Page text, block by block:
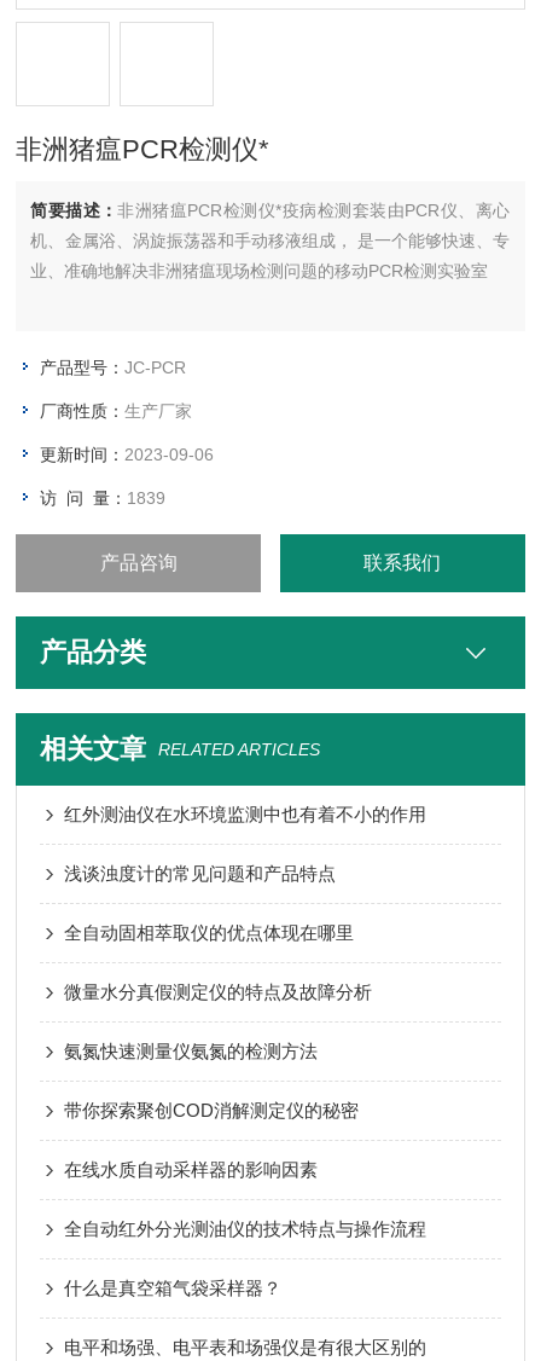
非洲猪瘟PCR检测仪*
简要描述：非洲猪瘟PCR检测仪*疫病检测套装由PCR仪、离心
机、金属浴、涡旋振荡器和手动移液组成， 是一个能够快速、专
业、准确地解决非洲猪瘟现场检测问题的移动PCR检测实验室
产品型号：JC-PCR
厂商性质：生产厂家
更新时间： 2023-09-06
访 问 量： 1839
产品咨询 联系我们
产品分类
相关文章 RELATED ARTICLES
红外测油仪在水环境监测中也有着不小的作用
浅谈浊度计的常见问题和产品特点
全自动固相萃取仪的优点体现在哪里
微量水分真假测定仪的特点及故障分析
氨氮快速测量仪氨氮的检测方法
带你探索聚创COD消解测定仪的秘密
在线水质自动采样器的影响因素
全自动红外分光测油仪的技术特点与操作流程
什么是真空箱气袋采样器？
电平和场强、电平表和场强仪是有很大区别的